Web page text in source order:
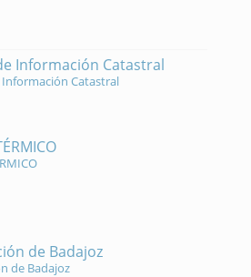
Información Catastral
Catastral
de Badajoz
de Badajoz